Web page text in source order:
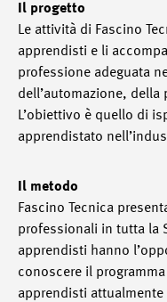
Il progetto
Le attività di Fascino
apprendisti e li
professione adeguata
dell’automazione, della
L’obiettivo è quello di
apprendistato
Il metodo
Fascino Tecnica
professionali in tutta la
apprendisti hanno
conoscere il
apprendisti